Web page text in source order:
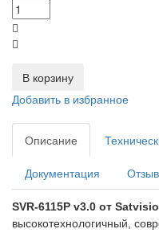
В корзину
Добавить в избранное
Описание
Документация
SVR-6115P v3.0 от
высокотехнологичный,